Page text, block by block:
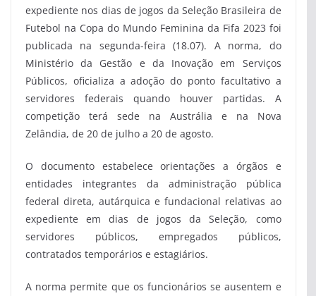
expediente nos dias de jogos da Seleção Brasileira de
Futebol na Copa do Mundo Feminina da Fifa 2023 foi
publicada na segunda-feira (18.07). A norma, do
Ministério da Gestão e da Inovação em Serviços
Públicos, oficializa a adoção do ponto facultativo a
servidores federais quando houver partidas. A
competição terá sede na Austrália e na Nova
Zelândia, de 20 de julho a 20 de agosto.
O documento estabelece orientações a órgãos e
entidades integrantes da administração pública
federal direta, autárquica e fundacional relativas ao
expediente em dias de jogos da Seleção, como
servidores públicos, empregados públicos,
contratados temporários e estagiários.
A norma permite que os funcionários se ausentem e